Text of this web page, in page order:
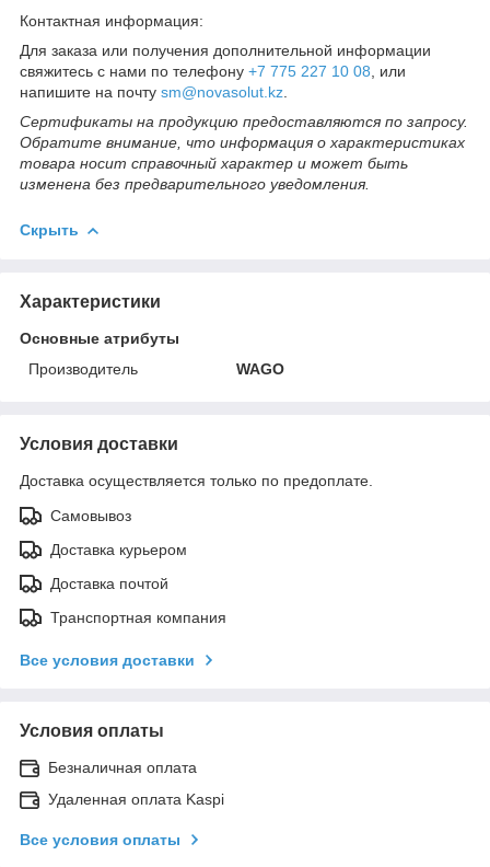
Контактная информация:
Для заказа или получения дополнительной информации
свяжитесь с нами по телефону +7 775 227 10 08 , или
напишите на почту sm@novasolut.kz
Сертификаты на продукцию предоставляются по запросу.
Обратите внимание, что информация о характеристиках
товара носит справочный характер и может быть
изменена без предварительного уведомления.
Скрыть
Характеристики
Основные атрибуты
Производитель
WAGO
Условия доставки
Доставка осуществляется только по предоплате.
Самовывоз
Доставка курьером
Доставка почтой
Транспортная компания
Все условия доставки
Условия оплаты
Безналичная оплата
Удаленная оплата Kaspi
Все условия оплаты